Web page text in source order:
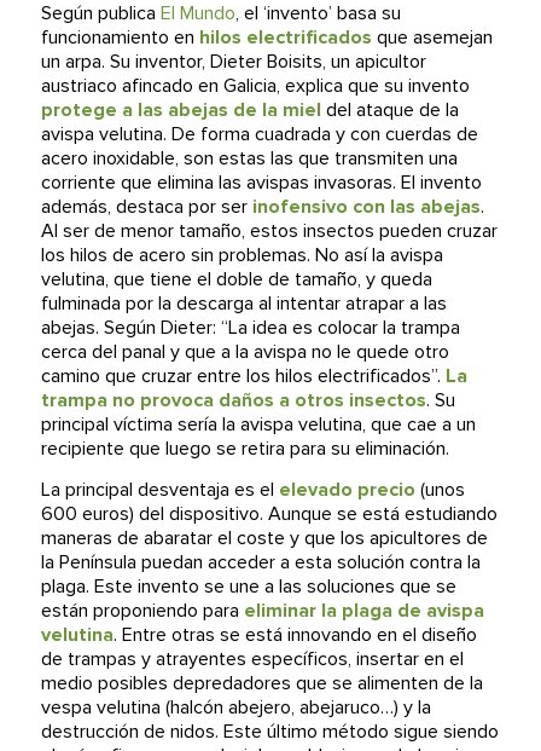
Según publica El Mundo, el ‘invento’ basa su
funcionamiento en hilos electrificados que asemejan
un arpa. Su inventor, Dieter Boisits, un apicultor
austriaco afincado en Galicia, explica que su invento
protege a las abejas de la miel del ataque de la
avispa velutina. De forma cuadrada y con cuerdas de
acero inoxidable, son estas las que transmiten una
corriente que elimina las avispas invasoras. El invento
además, destaca por ser inofensivo con las abejas.
Al ser de menor tamaño, estos insectos pueden cruzar
los hilos de acero sin problemas. No así la avispa
velutina, que tiene el doble de tamaño, y queda
fulminada por la descarga al intentar atrapar a las
abejas. Según Dieter: “La idea es colocar la trampa
cerca del panal y que a la avispa no le quede otro
camino que cruzar entre los hilos electrificados”. La
trampa no provoca daños a otros insectos. Su
principal víctima sería la avispa velutina, que cae a un
recipiente que luego se retira para su eliminación.
La principal desventaja es el elevado precio (unos
600 euros) del dispositivo. Aunque se está estudiando
maneras de abaratar el coste y que los apicultores de
la Península puedan acceder a esta solución contra la
plaga. Este invento se une a las soluciones que se
están proponiendo para eliminar la plaga de avispa
velutina. Entre otras se está innovando en el diseño
de trampas y atrayentes específicos, insertar en el
medio posibles depredadores que se alimenten de la
vespa velutina (halcón abejero, abejaruco…) y la
destrucción de nidos. Este último método sigue siendo